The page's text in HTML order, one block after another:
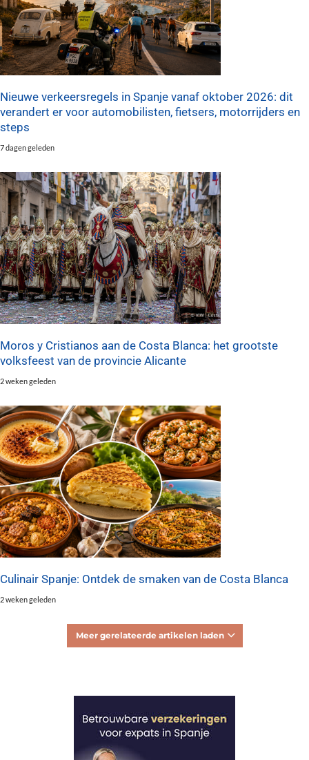
Nieuwe verkeersregels in Spanje vanaf oktober 2026: dit
verandert er voor automobilisten, fietsers, motorrijders en
steps
7 dagen geleden
Moros y Cristianos aan de Costa Blanca: het grootste
volksfeest van de provincie Alicante
2 weken geleden
Culinair Spanje: Ontdek de smaken van de Costa Blanca
2 weken geleden
Meer gerelateerde artikelen laden